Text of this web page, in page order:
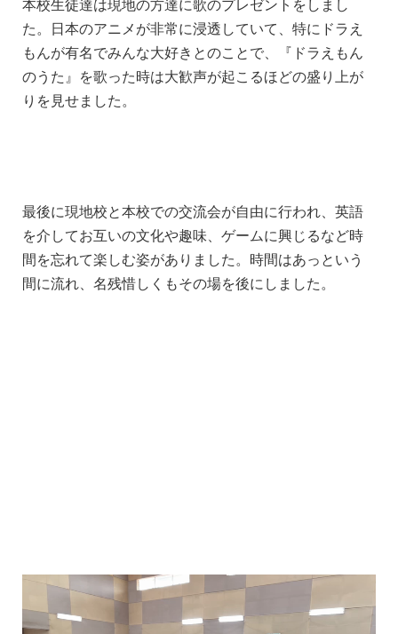
本校生徒達は現地の方達に歌のプレゼントをしまし
た。日本のアニメが非常に浸透していて、特にドラえ
もんが有名でみんな大好きとのことで、『ドラえもん
のうた』を歌った時は大歓声が起こるほどの盛り上が
りを見せました。
最後に現地校と本校での交流会が自由に行われ、英語
を介してお互いの文化や趣味、ゲームに興じるなど時
間を忘れて楽しむ姿がありました。時間はあっという
間に流れ、名残惜しくもその場を後にしました。